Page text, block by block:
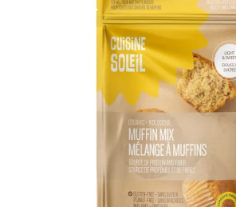
AJOUTER AU PANIER